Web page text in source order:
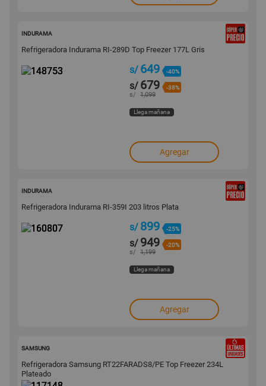
INDURAMA
Refrigeradora Indurama RI-289D Top Freezer 177L Gris
s/ 649 -40%
s/ 679 -38%
s/ 1,099
Llega mañana
Agregar
INDURAMA
Refrigeradora Indurama RI-359I 203 litros Plata
s/ 899 -25%
s/ 949 -20%
s/ 1,199
Llega mañana
Agregar
SAMSUNG
Refrigeradora Samsung RT22FARADS8/PE Top Freezer 234L
Plateado